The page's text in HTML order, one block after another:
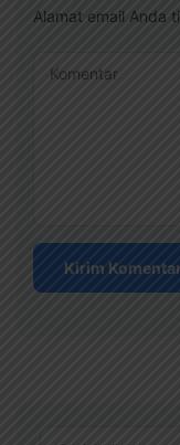
Alamat email Anda
Komentar